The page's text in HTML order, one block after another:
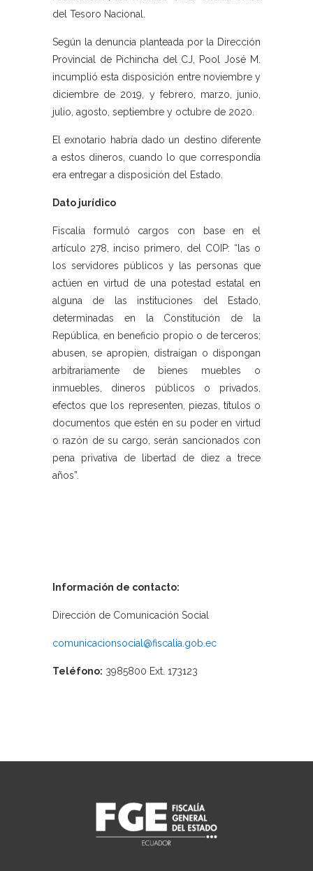
del Tesoro Nacional.
Según la denuncia planteada por la Dirección
Provincial de Pichincha del CJ, Pool José M.
incumplió esta disposición entre noviembre y
diciembre de 2019, y febrero, marzo, junio,
julio, agosto, septiembre y octubre de 2020.
El exnotario habría dado un destino diferente
a estos dineros, cuando lo que correspondía
era entregar a disposición del Estado.
Dato jurídico
Fiscalía formuló cargos con base en el
artículo 278, inciso primero, del COIP: “las o
los servidores públicos y las personas que
actúen en virtud de una potestad estatal en
alguna de las instituciones del Estado,
determinadas en la Constitución de la
República, en beneficio propio o de terceros;
abusen, se apropien, distraigan o dispongan
arbitrariamente de bienes muebles o
inmuebles, dineros públicos o privados,
efectos que los representen, piezas, títulos o
documentos que estén en su poder en virtud
o razón de su cargo, serán sancionados con
pena privativa de libertad de diez a trece
años”.
Información de contacto:
Dirección de Comunicación Social
comunicacionsocial@fiscalia.gob.ec
Teléfono: 3985800 Ext. 173123